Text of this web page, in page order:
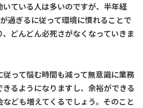
ている人は多いのですが、半年経
過ぎるに従って環境に慣れることで
どんどん必死さがなくなっていきま
って悩む時間も減って無意識に業務
るようになりますし、余裕ができる
ども増えてくるでしょう。そのこと